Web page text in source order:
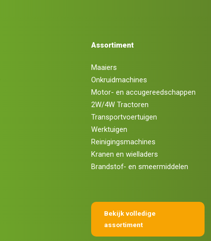
Assortiment
Maaiers
Onkruidmachines
Motor- en accugereedschappen
2W/4W Tractoren
Transportvoertuigen
Werktuigen
Reinigingsmachines
Kranen en wielladers
Brandstof- en smeermiddelen
Bekijk volledige
assortiment